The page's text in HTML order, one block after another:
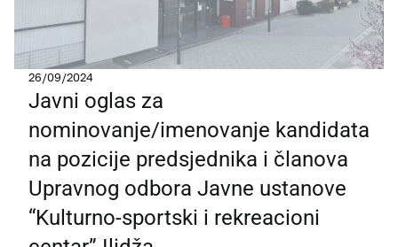
26/09/2024
Javni oglas za
nominovanje/imenovanje kandidata
na pozicije predsjednika i članova
Upravnog odbora Javne ustanove
“Kulturno-sportski i rekreacioni